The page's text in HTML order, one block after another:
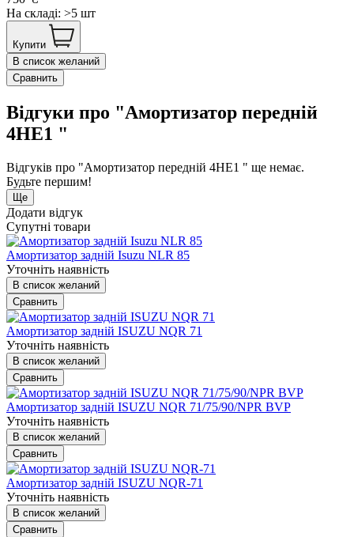
На складі: >5 шт
Купити
В список желаний
Сравнить
Відгуки про "Амортизатор передній
4HЕ1 "
Відгуків про "Амортизатор передній 4HЕ1 " ще немає.
Будьте першим!
Ще
Додати відгук
Супутні товари
Амортизатор задній Isuzu NLR 85
Уточніть наявність
В список желаний
Сравнить
Амортизатор задній ISUZU NQR 71
Уточніть наявність
В список желаний
Сравнить
Амортизатор задній ISUZU NQR 71/75/90/NPR BVP
Уточніть наявність
В список желаний
Сравнить
Амортизатор задній ISUZU NQR-71
Уточніть наявність
В список желаний
Сравнить